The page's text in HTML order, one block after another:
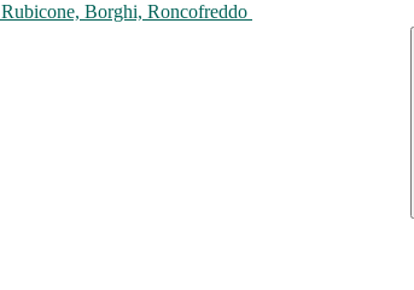
Borghi, Roncofreddo